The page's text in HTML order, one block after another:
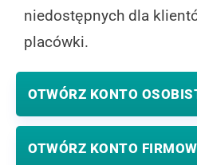
niedostępnych dla
placówki.
OTWÓRZ KONTO
OTWÓRZ KONTO